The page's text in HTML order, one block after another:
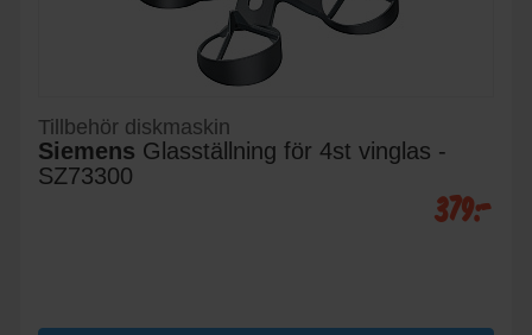
Tillbehör diskmaskin
Siemens Glasställning för 4st vinglas -
SZ73300
379:-